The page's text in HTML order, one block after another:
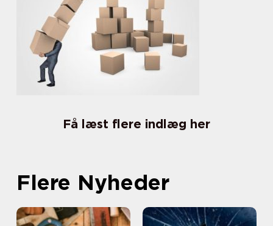
Få læst flere indlæg her
Flere Nyheder